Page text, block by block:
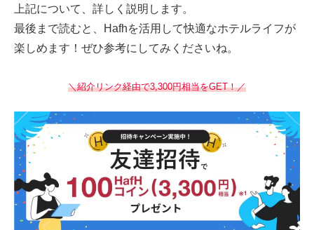
上記について、詳しく説明します。
最後まで読むと、Hafhを活用して快適なホテルライフが
楽しめます！ぜひ参考にしてみくださいね。
＼紹介リンク経由で3,300円相当をGET！／